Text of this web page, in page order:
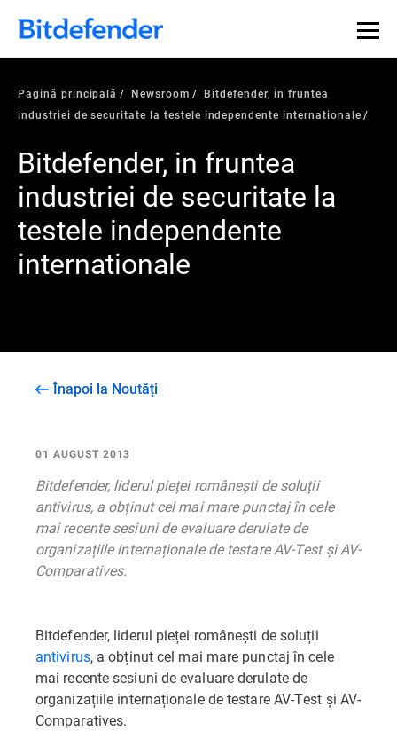
Pagină principală Newsroom
Bitdefender, in fruntea
industriei de securitate la testele independente internationale
Bitdefender, in fruntea
industriei de securitate la
testele independente
internationale
Înapoi la Noutăți
01 AUGUST 2013
Bitdefender, liderul pieței românești de soluții
antivirus, a obținut cel mai mare punctaj în cele
mai recente sesiuni de evaluare derulate de
organizațiile internaționale de testare AV-Test și AV-
Comparatives.
Bitdefender, liderul pieței românești de soluții
antivirus, a obținut cel mai mare punctaj în cele
mai recente sesiuni de evaluare derulate de
organizațiile internaționale de testare AV-Test și AV-
Comparatives.